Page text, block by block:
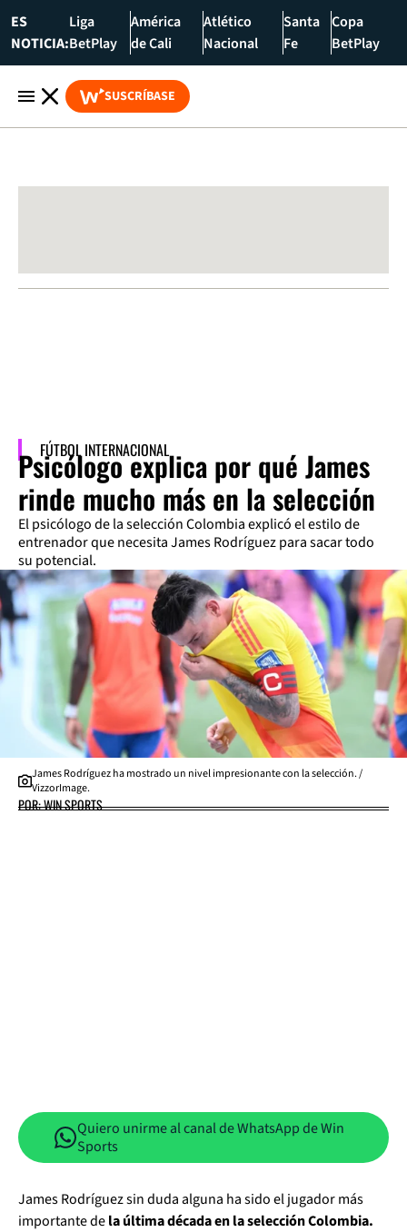
ES
NOTICIA:
Liga
BetPlay
América
de Cali
Atlético
Nacional
Santa
Fe
Copa
BetPlay
SUSCRÍBASE
FÚTBOL INTERNACIONAL
Psicólogo explica por qué James
rinde mucho más en la selección
El psicólogo de la selección Colombia explicó el estilo de
entrenador que necesita James Rodríguez para sacar todo
su potencial.
James Rodríguez ha mostrado un nivel impresionante con la selección. /
VizzorImage.
POR: WIN SPORTS
Quiero unirme al canal de WhatsApp de Win
Sports
James Rodríguez sin duda alguna ha sido el jugador más
importante dela última década en la selección Colombia.